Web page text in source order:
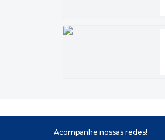
Acompanhe nossas redes!